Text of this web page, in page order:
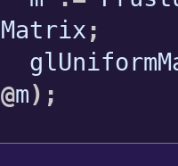
Matrix ;
@m) ;